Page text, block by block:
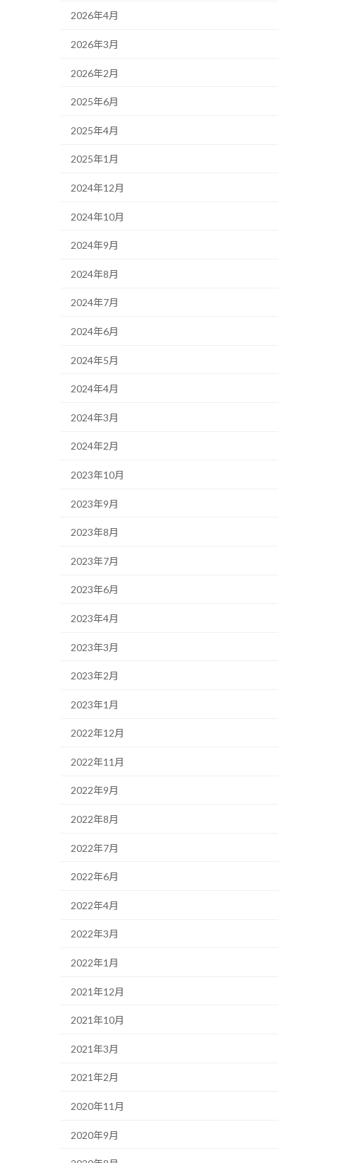
2026年4月
2026年3月
2026年2月
2025年6月
2025年4月
2025年1月
2024年12月
2024年10月
2024年9月
2024年8月
2024年7月
2024年6月
2024年5月
2024年4月
2024年3月
2024年2月
2023年10月
2023年9月
2023年8月
2023年7月
2023年6月
2023年4月
2023年3月
2023年2月
2023年1月
2022年12月
2022年11月
2022年9月
2022年8月
2022年7月
2022年6月
2022年4月
2022年3月
2022年1月
2021年12月
2021年10月
2021年3月
2021年2月
2020年11月
2020年9月